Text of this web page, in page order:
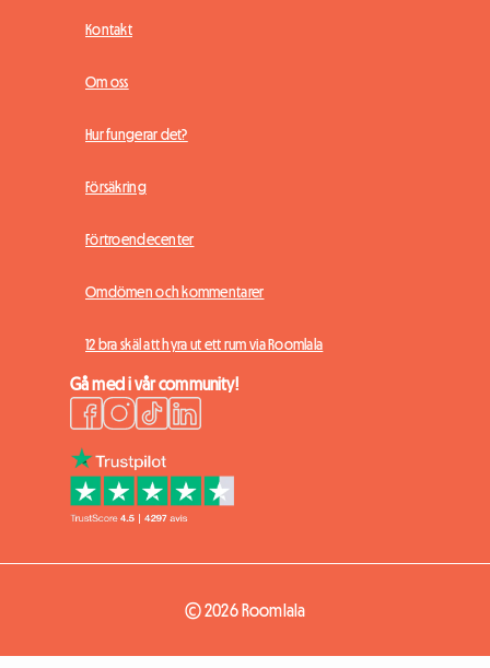
Kontakt
Om oss
Hur fungerar det?
Försäkring
Förtroendecenter
Omdömen och kommentarer
12 bra skäl att hyra ut ett rum via Roomlala
Gå med i vår community!
© 2026 Roomlala